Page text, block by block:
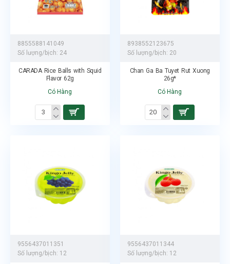
8855588141049
Số lượng/bịch: 24
CARADA Rice Balls with Squid
Flavor 62g
Có Hàng
8938552123675
Số lượng/bịch: 20
Chan Ga Ba Tuyet Rut Xuong
26g*
Có Hàng
9556437011351
Số lượng/bịch: 12
9556437011344
Số lượng/bịch: 12